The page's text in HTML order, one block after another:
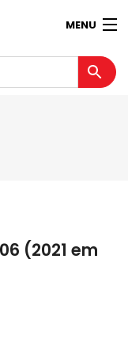
MENU
(2021 em